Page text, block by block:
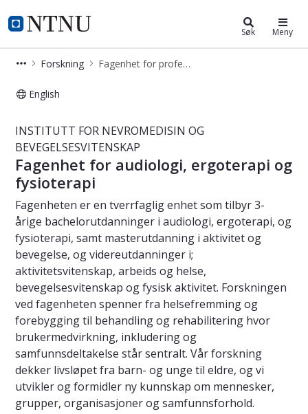
NTNU Hjemmeside
Institutt for nevromedisin ogSøk Meny
Forskning Fagenhet for profesjonsutdanninger
English
INSTITUTT FOR NEVROMEDISIN OG
BEVEGELSESVITENSKAP
Fagenhet for audiologi, ergoterapi og
fysioterapi
Fagenheten er en tverrfaglig enhet som tilbyr 3-
årige bachelorutdanninger i audiologi, ergoterapi, og
fysioterapi, samt masterutdanning i aktivitet og
bevegelse, og videreutdanninger i;
aktivitetsvitenskap, arbeids og helse,
bevegelsesvitenskap og fysisk aktivitet. Forskningen
ved fagenheten spenner fra helsefremming og
forebygging til behandling og rehabilitering hvor
brukermedvirkning, inkludering og
samfunnsdeltakelse står sentralt. Vår forskning
dekker livsløpet fra barn- og unge til eldre, og vi
utvikler og formidler ny kunnskap om mennesker,
grupper, organisasjoner og samfunnsforhold.